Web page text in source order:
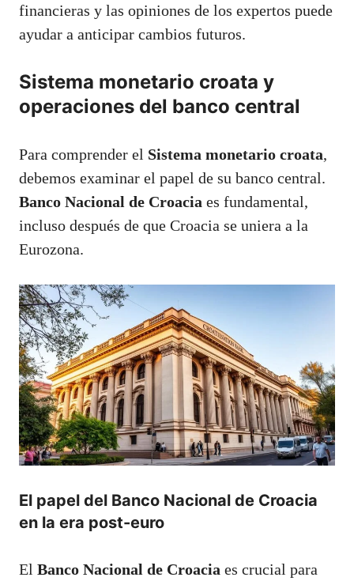
financieras y las opiniones de los expertos puede
ayudar a anticipar cambios futuros.
Sistema monetario croata y
operaciones del banco central
Para comprender el Sistema monetario croata,
debemos examinar el papel de su banco central.
Banco Nacional de Croacia es fundamental,
incluso después de que Croacia se uniera a la
Eurozona.
El papel del Banco Nacional de Croacia
en la era post-euro
El Banco Nacional de Croacia es crucial para